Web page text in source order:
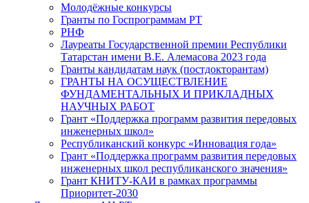
Молодёжные конкурсы
Гранты по Госпрограммам РТ
РНФ
Лауреаты Государственной премии Республики
Татарстан имени В.Е. Алемасова 2023 года
Гранты кандидатам наук (постдокторантам)
ГРАНТЫ НА ОСУЩЕСТВЛЕНИЕ
ФУНДАМЕНТАЛЬНЫХ И ПРИКЛАДНЫХ
НАУЧНЫХ РАБОТ
Грант «Поддержка программ развития передовых
инженерных школ»
Республиканский конкурс «Инновация года»
Грант «Поддержка программ развития передовых
инженерных школ республиканского значения»
Грант КНИТУ-КАИ в рамках программы
Приоритет-2030